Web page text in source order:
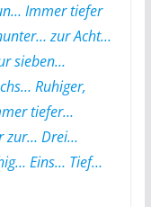
Immer tiefer
zur Acht…
sieben…
Ruhiger,
tiefer…
zur… Drei…
Eins… Tief…